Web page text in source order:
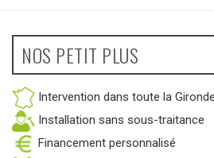
NOS PETIT PLUS
Intervention dans toute la Gironde
Installation sans sous-traitance
Financement personnalisé